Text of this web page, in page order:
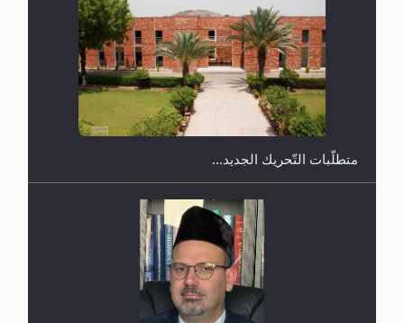
اليوم الوطني الرياضي لمجلس أنصار الله في هولندا
إتمام حفظ القرآن الكريم لثلاثة طلاب من مدرسة الحفظ
رأيٌ في لغة المسيح الموعود عليه السلام.. 4...